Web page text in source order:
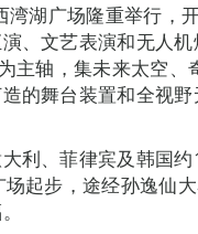
湖广场隆重举行，
、文艺表演和无人
主轴，集未来太空、
的舞台装置和全视
利、菲律宾及韩国
起步，途经孙逸仙